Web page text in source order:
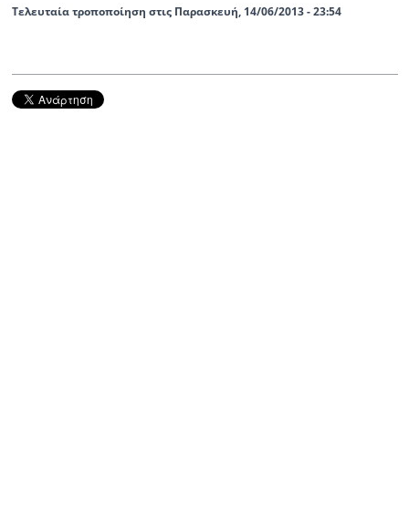
Τελευταία τροποποίηση στις Παρασκευή, 14/06/2013 - 23:54